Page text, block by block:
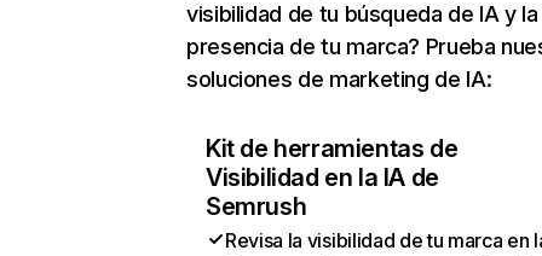
visibilidad de tu búsqueda de IA y la
presencia de tu marca? Prueba
soluciones de marketing de IA:
Kit de herramientas de
Visibilidad en la IA de
Semrush
Revisa la visibilidad de tu marca en